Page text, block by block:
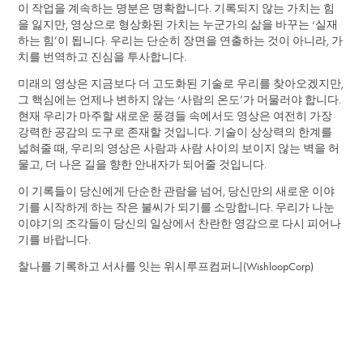
이 작업을 계속하는 명분은 명확합니다. 기록되지 않는 가치는 힘
을 잃지만, 영상으로 형상화된 가치는 누군가의 삶을 바꾸는 ‘실재
하는 힘’이 됩니다. 우리는 단순히 장면을 연출하는 것이 아니라, 가
치를 번역하고 진심을 투사합니다.
미래의 영상은 지금보다 더 고도화된 기술로 우리를 찾아오겠지만,
그 핵심에는 언제나 변하지 않는 ‘사람의 온도’가 머물러야 합니다.
현재 우리가 마주할 새로운 풍경들 속에서도 영상은 여전히 가장
강력한 공감의 도구로 존재할 것입니다. 기술이 상상력의 한계를
넓혀줄 때, 우리의 영상은 사람과 사람 사이의 보이지 않는 벽을 허
물고, 더 나은 길을 향한 안내자가 되어줄 것입니다.
이 기록들이 당신에게 단순한 관람을 넘어, 당신만의 새로운 이야
기를 시작하게 하는 작은 불씨가 되기를 소망합니다. 우리가 나눈
이야기의 조각들이 당신의 일상에서 찬란한 영감으로 다시 피어나
기를 바랍니다.
찰나를 기록하고 서사를 잇는 위시루프컴퍼니(WishloopCorp)